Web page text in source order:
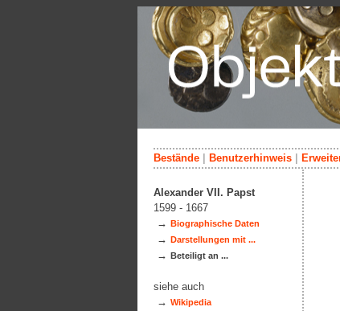
Bestände Benutzerhinweis
Alexander VII. Papst
1599 - 1667
→ Biographische Daten
→ Darstellungen mit ...
→ Beteiligt an ...
siehe auch
→ Wikipedia